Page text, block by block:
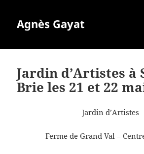
Agnès Gayat
Jardin d’Artistes à
Brie les 21 et 22
Jardin d’Artistes
Ferme de Grand Val –